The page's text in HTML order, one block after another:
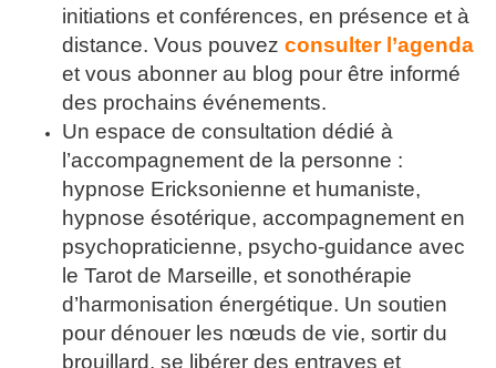
initiations et conférences, en présence et à
distance. Vous pouvez consulter l’agenda
et vous abonner au blog pour être informé
des prochains événements.
Un espace de consultation dédié à
l’accompagnement de la personne :
hypnose Ericksonienne et humaniste,
hypnose ésotérique, accompagnement en
psychopraticienne, psycho-guidance avec
le Tarot de Marseille, et sonothérapie
d’harmonisation énergétique. Un soutien
pour dénouer les nœuds de vie, sortir du
brouillard, se libérer des entraves et